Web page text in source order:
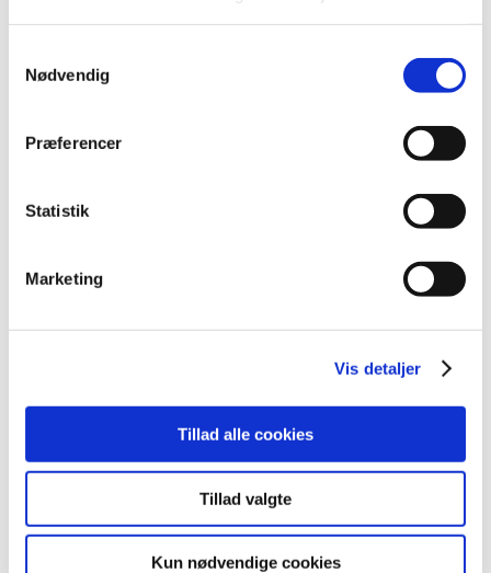
Nødvendig
Præferencer
Statistik
Marketing
Vis detaljer
Tillad alle cookies
Tillad valgte
Kun nødvendige cookies
november (3)
juni (8)
april (2)
februar (6)
2008 (8)